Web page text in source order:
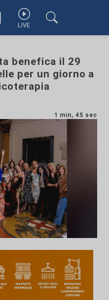
LIVE
benefica il 29
per un giorno a
1 min, 45 sec